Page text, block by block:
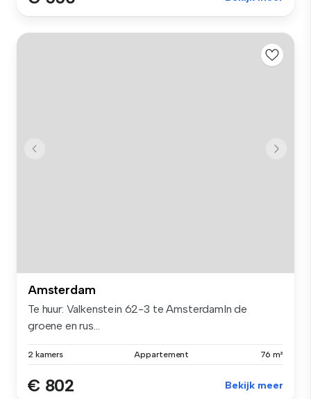
Amsterdam
Te huur: Valkenstein 62-3 te AmsterdamIn de
groene en rus...
2 kamers Appartement 76 m²
€ 802 Bekijk meer